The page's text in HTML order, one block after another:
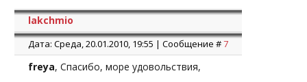
lakchmio
Дата: Среда, 20.01.2010, 19:55 | Сообщение #7
freya, Спасибо, море удовольствия,